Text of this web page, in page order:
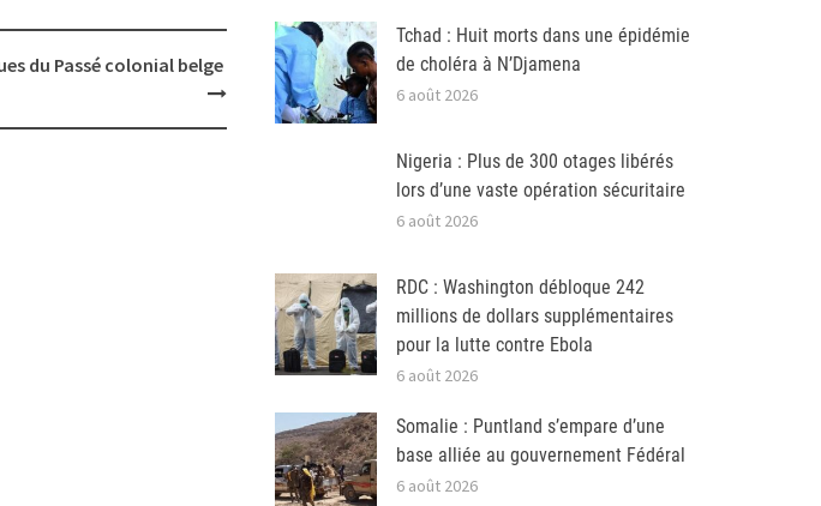
du Passé colonial belge
Tchad : Huit morts dans une épidémie
de choléra à N’Djamena
6 août 2026
Nigeria : Plus de 300 otages libérés
lors d’une vaste opération sécuritaire
6 août 2026
RDC : Washington débloque 242
millions de dollars supplémentaires
pour la lutte contre Ebola
6 août 2026
Somalie : Puntland s’empare d’une
base alliée au gouvernement Fédéral
6 août 2026